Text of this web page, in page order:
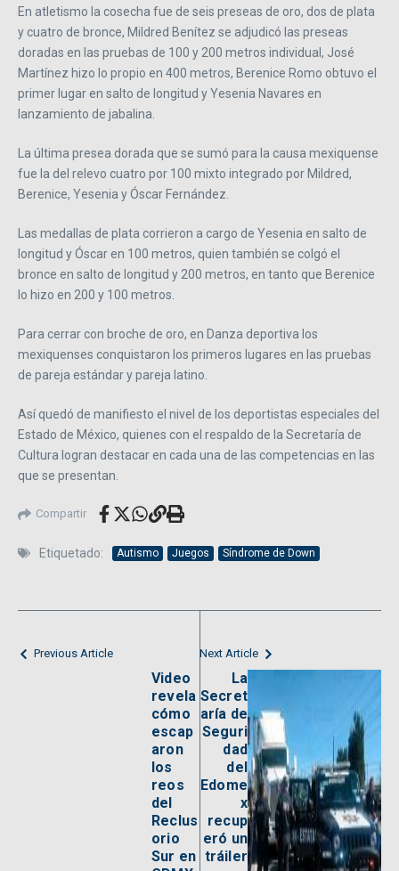
En atletismo la cosecha fue de seis preseas de oro, dos de plata
y cuatro de bronce, Mildred Benítez se adjudicó las preseas
doradas en las pruebas de 100 y 200 metros individual, José
Martínez hizo lo propio en 400 metros, Berenice Romo obtuvo el
primer lugar en salto de longitud y Yesenia Navares en
lanzamiento de jabalina.
La última presea dorada que se sumó para la causa mexiquense
fue la del relevo cuatro por 100 mixto integrado por Mildred,
Berenice, Yesenia y Óscar Fernández.
Las medallas de plata corrieron a cargo de Yesenia en salto de
longitud y Óscar en 100 metros, quien también se colgó el
bronce en salto de longitud y 200 metros, en tanto que Berenice
lo hizo en 200 y 100 metros.
Para cerrar con broche de oro, en Danza deportiva los
mexiquenses conquistaron los primeros lugares en las pruebas
de pareja estándar y pareja latino.
Así quedó de manifiesto el nivel de los deportistas especiales del
Estado de México, quienes con el respaldo de la Secretaría de
Cultura logran destacar en cada una de las competencias en las
que se presentan.
Compartir
Etiquetado: Autismo Juegos Síndrome de Down
Previous Article
Video
revela
cómo
escap
aron
los
reos
del
Reclus
orio
Sur en
Next Article
La
Secret
aría de
Seguri
dad
del
Edome
x
recup
eró un
tráiler